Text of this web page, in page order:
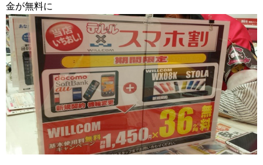
金が無料に